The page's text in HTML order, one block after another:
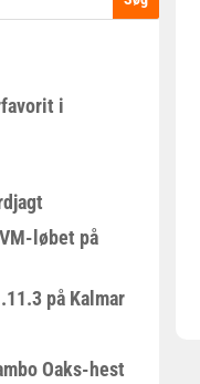
i
løbet på
på Kalmar
Oaks-hest